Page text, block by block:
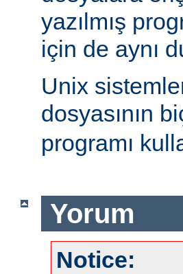
yazılmış
için de aynı
Unix
dosyasının
programı
Yorum
Notice: